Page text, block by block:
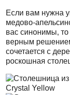
Если вам нужна
медово-
вас синонимы, то
верным
сочетается с
роскошная